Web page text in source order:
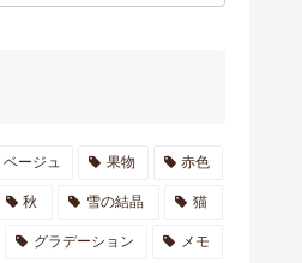
ベージュ 果物 赤色
秋 雪の結晶 猫
グラデーション メモ